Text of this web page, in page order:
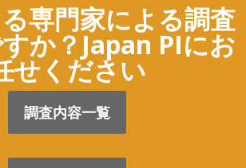
専門家による調査
か？Japan PIにお
せください
調査内容一覧